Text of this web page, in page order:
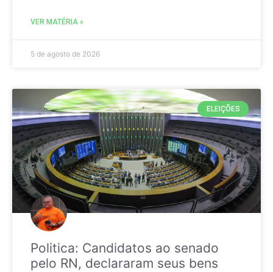
VER MATÉRIA »
5 de agosto de 2026
ELEIÇÕES
Politica: Candidatos ao senado
pelo RN, declararam seus bens